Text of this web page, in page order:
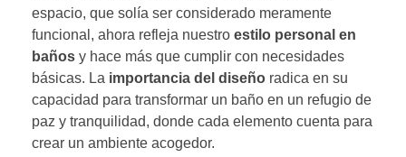
espacio, que solía ser considerado meramente
funcional, ahora refleja nuestro estilo personal en
baños y hace más que cumplir con necesidades
básicas. La importancia del diseño radica en su
capacidad para transformar un baño en un refugio de
paz y tranquilidad, donde cada elemento cuenta para
crear un ambiente acogedor.